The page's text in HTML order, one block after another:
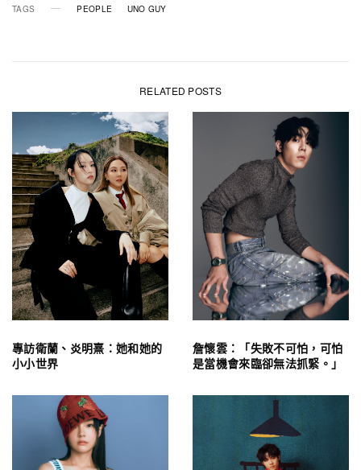
TAGS PEOPLE UNO GUY
RELATED POSTS
專訪衛蘭、炎明熹：她和她的
小小世界
詹懷雲：「失敗不可怕，可怕
是當機會來臨卻無法抓緊。」